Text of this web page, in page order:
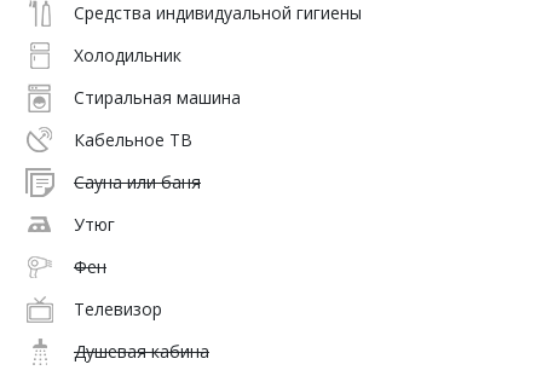
Средства индивидуальной гигиены
Холодильник
Стиральная машина
Кабельное ТВ
Сауна или баня
Утюг
Фен
Телевизор
Душевая кабина